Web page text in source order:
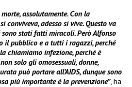
assolutamente. Con la
conviveva, adesso si vive. Questo va
stati fatti miracoli. Però Alfonso
il pubblico e a tutti i ragazzi, perché
chiamiamo infezione, perché è
solo gli omosessuali, donne,
può portare all’AIDS, dunque sono
più importante è la prevenzione”, ha